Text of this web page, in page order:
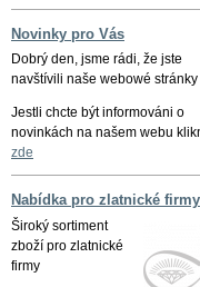
Novinky pro Vás
Dobrý den, jsme rádi, že jste
navštívili naše webowé stránky
Jestli chcte být informováni o
novinkách na našem webu
zde
Nabídka pro zlatnické firmy
Široký sortiment
zboží pro zlatnické
firmy